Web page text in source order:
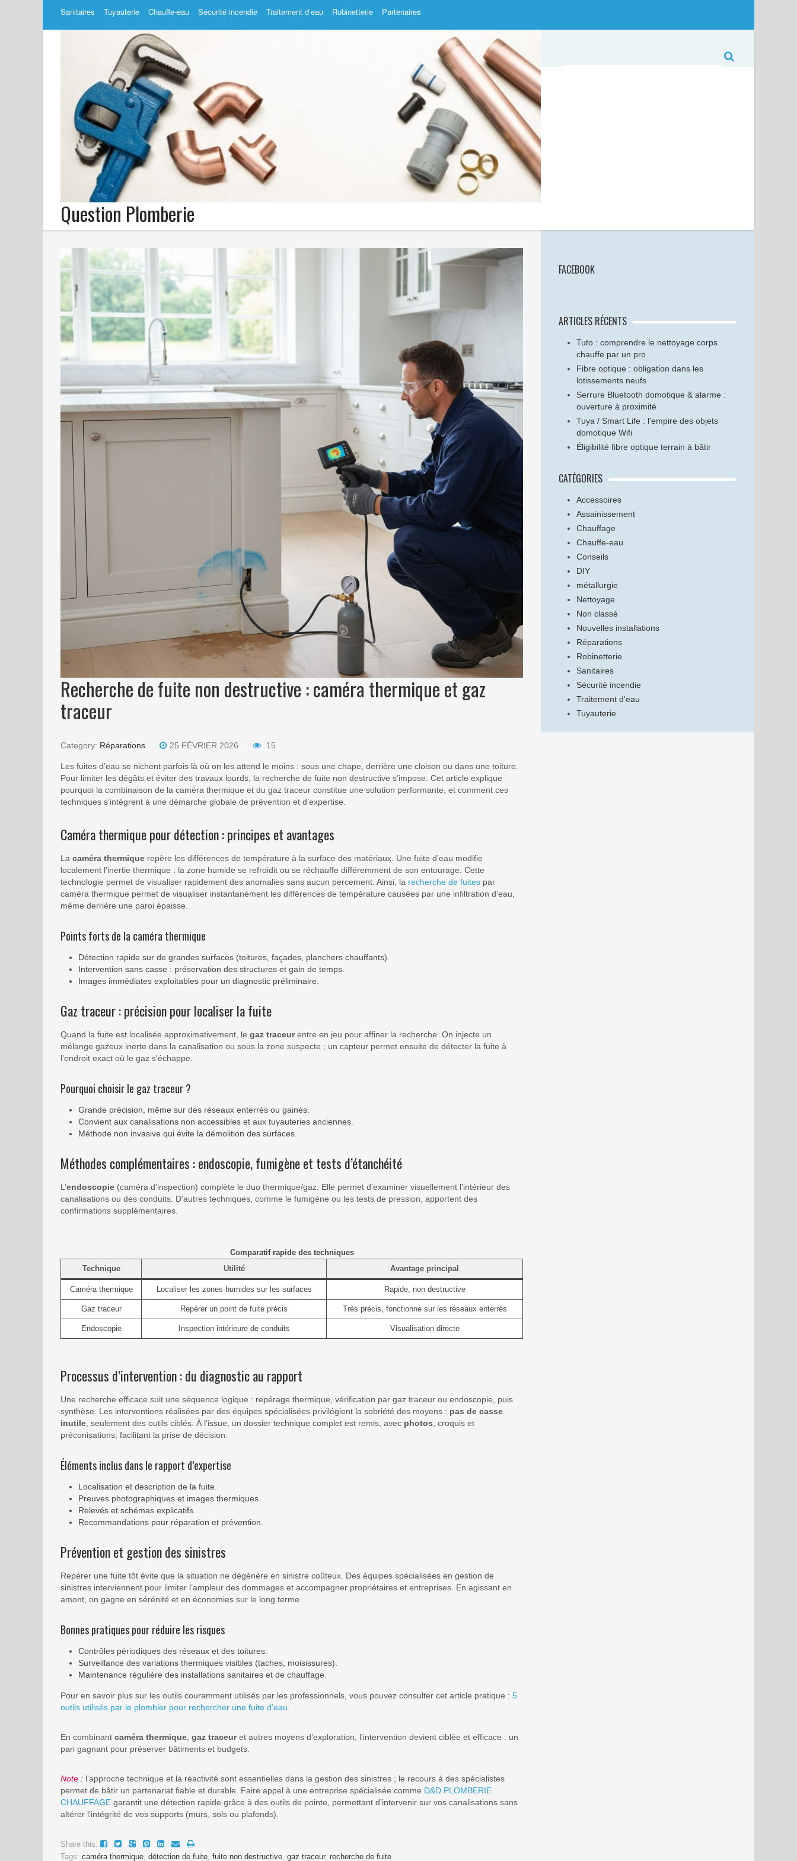
Sanitaires Tuyauterie Chauffe-eau Sécurité incendie Traitement d’eau Robinetterie Partenaires
Question Plomberie
Recherche de fuite non destructive : caméra thermique et gaz
traceur
Category: Réparations 25 FÉVRIER 2026 15
Les fuites d’eau se nichent parfois là où on les attend le moins : sous une chape, derrière une cloison ou dans une toiture.
Pour limiter les dégâts et éviter des travaux lourds, la recherche de fuite non destructive s’impose. Cet article explique
pourquoi la combinaison de la caméra thermique et du gaz traceur constitue une solution performante, et comment ces
techniques s’intègrent à une démarche globale de prévention et d’expertise.
Caméra thermique pour détection : principes et avantages
La caméra thermique repère les différences de température à la surface des matériaux. Une fuite d’eau modifie
localement l’inertie thermique : la zone humide se refroidit ou se réchauffe différemment de son entourage. Cette
technologie permet de visualiser rapidement des anomalies sans aucun percement. Ainsi, la recherche de fuites par
caméra thermique permet de visualiser instantanément les différences de température causées par une infiltration d’eau,
même derrière une paroi épaisse.
Points forts de la caméra thermique
Détection rapide sur de grandes surfaces (toitures, façades, planchers chauffants).
Intervention sans casse : préservation des structures et gain de temps.
Images immédiates exploitables pour un diagnostic préliminaire.
Gaz traceur : précision pour localiser la fuite
Quand la fuite est localisée approximativement, le gaz traceurentre en jeu pour affiner la recherche. On injecte un
mélange gazeux inerte dans la canalisation ou sous la zone suspecte ; un capteur permet ensuite de détecter la fuite à
l’endroit exact où le gaz s’échappe.
Pourquoi choisir le gaz traceur ?
Grande précision, même sur des réseaux enterrés ou gainés.
Convient aux canalisations non accessibles et aux tuyauteries anciennes.
Méthode non invasive qui évite la démolition des surfaces.
Méthodes complémentaires : endoscopie, fumigène et tests d’étanchéité
L’endoscopie (caméra d’inspection) complète le duo thermique/gaz. Elle permet d’examiner visuellement l’intérieur des
canalisations ou des conduits. D’autres techniques, comme le fumigène ou les tests de pression, apportent des
confirmations supplémentaires.
Comparatif rapide des techniques
Technique
Utilité Avantage principal
Caméra thermique Localiser les zones humides sur les surfaces Rapide, non destructive
Gaz traceur Repérer un point de fuite précis Très précis, fonctionne sur les réseaux enterrés
Endoscopie Inspection intérieure de conduits Visualisation directe
Processus d’intervention : du diagnostic au rapport
Une recherche efficace suit une séquence logique : repérage thermique, vérification par gaz traceur ou endoscopie, puis
synthèse. Les interventions réalisées par des équipes spécialisées privilégient la sobriété des moyens : pas de casse
inutile , seulement des outils ciblés. À l’issue, un dossier technique complet est remis, avec photos , croquis et
préconisations, facilitant la prise de décision.
Éléments inclus dans le rapport d’expertise
Localisation et description de la fuite.
Preuves photographiques et images thermiques.
Relevés et schémas explicatifs.
Recommandations pour réparation et prévention.
Prévention et gestion des sinistres
Repérer une fuite tôt évite que la situation ne dégénère en sinistre coûteux. Des équipes spécialisées en gestion de
sinistres interviennent pour limiter l’ampleur des dommages et accompagner propriétaires et entreprises. En agissant en
amont, on gagne en sérénité et en économies sur le long terme.
Bonnes pratiques pour réduire les risques
Contrôles périodiques des réseaux et des toitures.
Surveillance des variations thermiques visibles (taches, moisissures).
Maintenance régulière des installations sanitaires et de chauffage.
Pour en savoir plus sur les outils couramment utilisés par les professionnels, vous pouvez consulter cet article pratique : 5
outils utilisés par le plombier pour rechercher une fuite d’eau
En combinant caméra thermique gaz traceuret autres moyens d’exploration, l’intervention devient ciblée et efficace : un
pari gagnant pour préserver bâtiments et budgets.
Note : l’approche technique et la réactivité sont essentielles dans la gestion des sinistres ; le recours à des spécialistes
permet de bâtir un partenariat fiable et durable. Faire appel à une entreprise spécialisée comme D&D PLOMBERIE
CHAUFFAGE garantit une détection rapide grâce à des outils de pointe, permettant d’intervenir sur vos canalisations sans
altérer l’intégrité de vos supports (murs, sols ou plafonds).
Share this:
Tags: caméra thermique détection de fuite fuite non destructive gaz traceur, recherche de fuite
FACEBOOK
ARTICLES RÉCENTS
Tuto : comprendre le nettoyage corps
chauffe par un pro
Fibre optique : obligation dans les
lotissements neufs
Serrure Bluetooth domotique & alarme :
ouverture à proximité
Tuya / Smart Life : l’empire des objets
domotique Wifi
Éligibilité fibre optique terrain à bâtir
CATÉGORIES
Accessoires
Assainissement
Chauffage
Chauffe-eau
Conseils
DIY
métallurgie
Nettoyage
Non classé
Nouvelles installations
Réparations
Robinetterie
Sanitaires
Sécurité incendie
Traitement d'eau
Tuyauterie